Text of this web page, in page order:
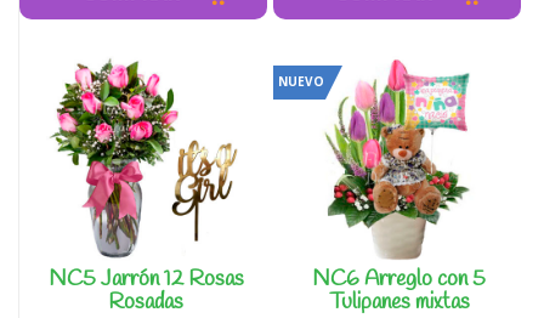
NC5 Jarrón 12 Rosas
Rosadas
NUEVO
NC6 Arreglo con 5
Tulipanes mixtas